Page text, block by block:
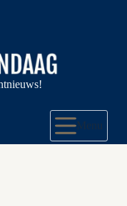
Menu